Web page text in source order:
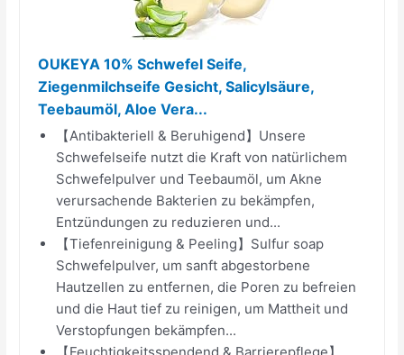
OUKEYA 10% Schwefel Seife,
Ziegenmilchseife Gesicht, Salicylsäure,
Teebaumöl, Aloe Vera...
【Antibakteriell & Beruhigend】Unsere
Schwefelseife nutzt die Kraft von natürlichem
Schwefelpulver und Teebaumöl, um Akne
verursachende Bakterien zu bekämpfen,
Entzündungen zu reduzieren und...
【Tiefenreinigung & Peeling】Sulfur soap
Schwefelpulver, um sanft abgestorbene
Hautzellen zu entfernen, die Poren zu befreien
und die Haut tief zu reinigen, um Mattheit und
Verstopfungen bekämpfen...